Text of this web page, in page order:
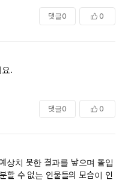
댓글0 0
요.
댓글0 0
상치 못한 결과를 낳으며 몰입
할 수 없는 인물들의 모습이 인